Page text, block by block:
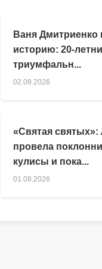
Ваня Дмитриенко
историю: 20-
триумфальн...
02.08.2026
«Святая святых»:
провела
кулисы и пока...
01.08.2026